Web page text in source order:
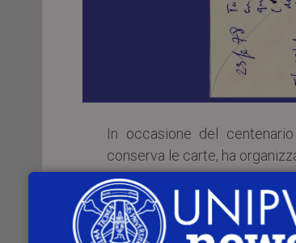
In occasione del
conserva le carte, ha
Il21 giugno 2021 , alle ore
Malinverno , con il